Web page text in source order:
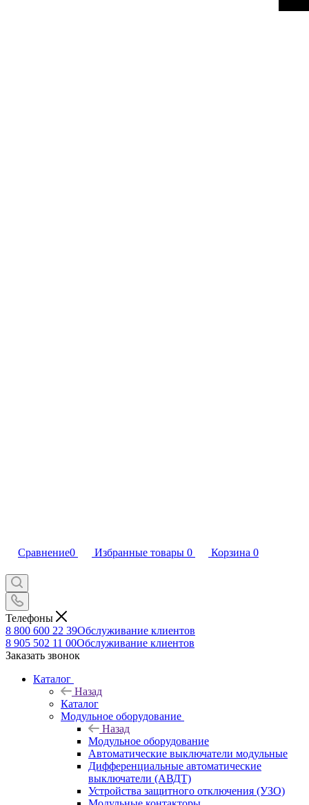
Сравнение0 Избранные товары 0 Корзина 0
Телефоны
8 800 600 22 39Обслуживание клиентов
8 905 502 11 00Обслуживание клиентов
Заказать звонок
Каталог
Назад
Каталог
Модульное оборудование
Назад
Модульное оборудование
Автоматические выключатели модульные
Дифференциальные автоматические
выключатели (АВДТ)
Устройства защитного отключения (УЗО)